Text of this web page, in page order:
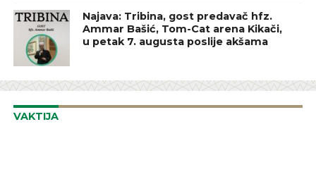
Najava: Tribina, gost predavač hfz.
Ammar Bašić, Tom-Cat arena Kikači,
u petak 7. augusta poslije akšama
VAKTIJA